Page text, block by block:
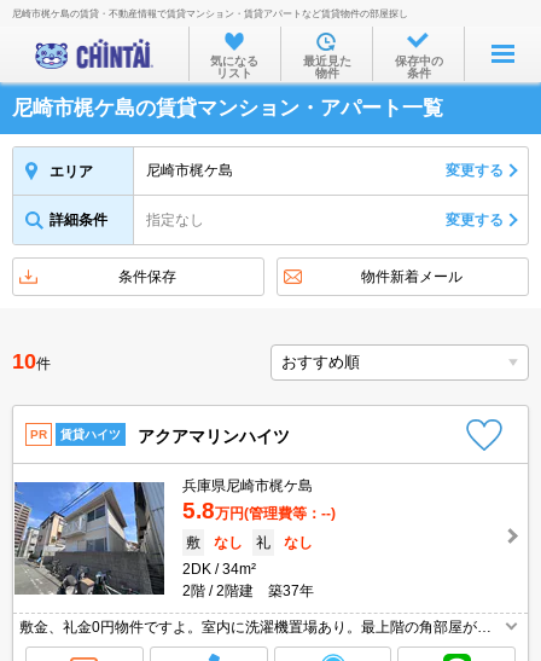
お部屋を探す
沿線・駅から
住所から
物件特集から
不動産会社から
TOP
尼崎市梶ケ島の賃貸・不動産情報で賃貸マンション・賃貸アパートなど賃貸物件の部屋探し
気になる
リスト
最近見た
物件
保存中の
条件
尼崎市梶ケ島の賃貸マンション・アパート一覧
エリア 尼崎市梶ケ島 変更する
詳細条件 指定なし 変更する
条件保存 物件新着メール
10件
PR 賃貸ハイツ アクアマリンハイツ
兵庫県尼崎市梶ケ島
5.8万円(管理費等：--)
敷
なし 礼
なし
2DK
34m²
2階
2階建 築37年
敷金、礼金0円物件ですよ。室内に洗濯機置場あり。最上階の角部屋が空
きました。